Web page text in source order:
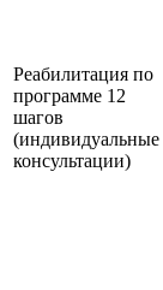
Реабилитация по
программе 12
шагов
(индивидуальные
консультации)